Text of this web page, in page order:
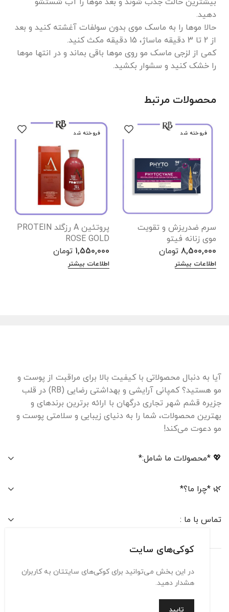
دهید.
حالا موها را به ماسک موی بدون سولفات آغشته کنید و بعد
از 2 تا 3 دقیقه ماساژ، 15 دقیقه مکث کنید.
کمی از لزجی ماسک مو روی موها باقی بماند و در انتها موها
را خشک کنید و سشوار بکشید.
محصولات مرتبط
فروخته شد
سرم ضدریزش و تقویت
موی زنانه فیتو
8,500,000 تومان
اطلاعات بیشتر
فروخته شد
پروتئین A رزگلد PROTEIN
ROSE GOLD
1,550,000 تومان
اطلاعات بیشتر
آیا به دنبال محصولاتی با کیفیت بالا برای مراقبت از پوست و
مو هستید؟ کمپانی آرایشی و بهداشتی رضایی (RB) در قلب
جزیره قشم شهر تجاری درگهان با ارائه برترین برندهای و
بهترین محصولات، شما را به دنیای زیبایی و سلامتی پوست و
مو دعوت می‌کند!
💖 *محصولات ما شامل:*
🌿 *چرا ما؟*
تماس با ما :
تماس با ما حریم شخصی شرایط استفاده
کوکی‌های سایت
در این بخش می‌توانید برای کوکی‌های سایتتان به کاربران
هشدار دهید.
تایید